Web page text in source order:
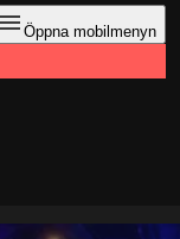
Öppna mobilmenyn